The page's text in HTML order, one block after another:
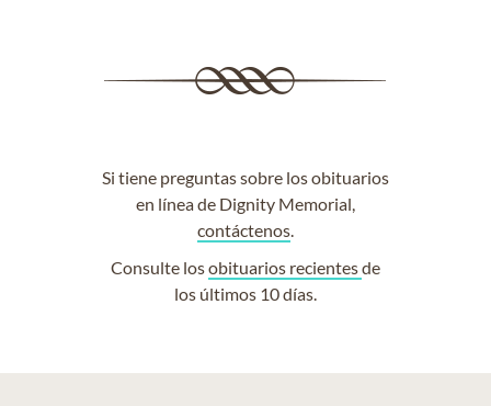
Si tiene preguntas sobre los obituarios
en línea de Dignity Memorial,
contáctenos.
Consulte losobituarios recientesde
los últimos 10 días.